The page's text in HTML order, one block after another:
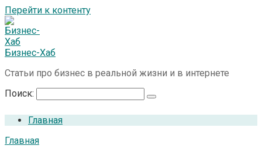
Перейти к контенту
Бизнес-Хаб
Статьи про бизнес в реальной жизни и в интернете
Поиск:
Главная
Главная